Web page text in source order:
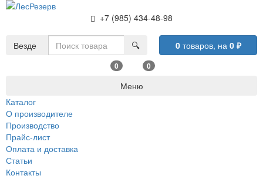
+7 (985) 434-48-98
Везде 🔍 0товаров, на 0₽
0 0
Меню
Каталог
О производителе
Производство
Прайс-лист
Оплата и доставка
Статьи
Контакты